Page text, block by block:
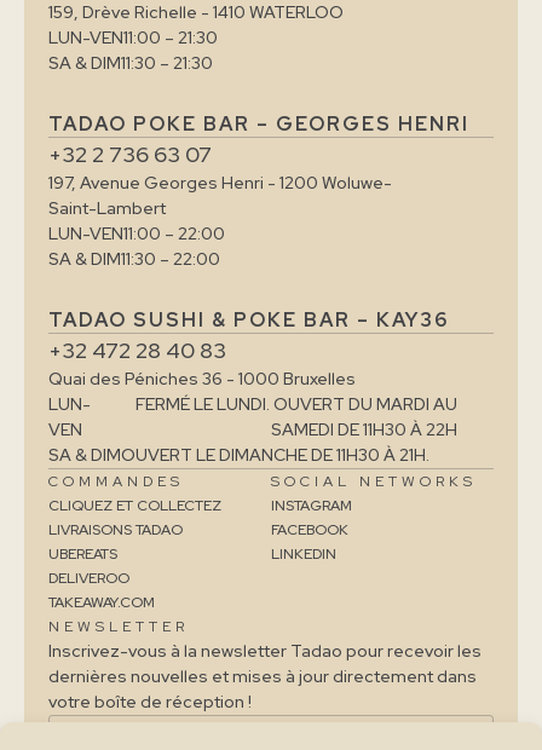
159, Drève Richelle - 1410 WATERLOO
LUN-VEN11:00 – 21:30
SA & DIM11:30 – 21:30
TADAO POKE BAR – GEORGES HENRI
+32 2 736 63 07
197, Avenue Georges Henri - 1200 Woluwe-
Saint-Lambert
LUN-VEN11:00 – 22:00
SA & DIM11:30 – 22:00
TADAO SUSHI & POKE BAR – KAY36
+32 472 28 40 83
Quai des Péniches 36 - 1000 Bruxelles
LUN-
VEN
FERMÉ LE LUNDI. OUVERT DU MARDI AU
SAMEDI DE 11H30 À 22H
SA & DIMOUVERT LE DIMANCHE DE 11H30 À 21H.
COMMANDES
CLIQUEZ ET COLLECTEZ
LIVRAISONS TADAO
UBEREATS
DELIVEROO
TAKEAWAY.COM
SOCIAL NETWORKS
INSTAGRAM
FACEBOOK
LINKEDIN
NEWSLETTER
Inscrivez-vous à la newsletter Tadao pour recevoir les
dernières nouvelles et mises à jour directement dans
votre boîte de réception !